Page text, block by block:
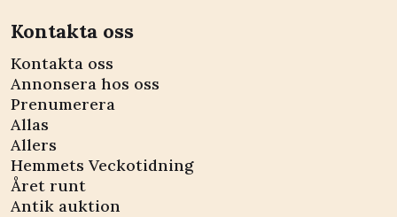
Kontakta oss
Kontakta oss
Annonsera hos oss
Prenumerera
Allas
Allers
Hemmets Veckotidning
Året runt
Antik auktion